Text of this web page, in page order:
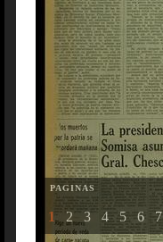
PAGINAS
1 2 3 4 5 6 7